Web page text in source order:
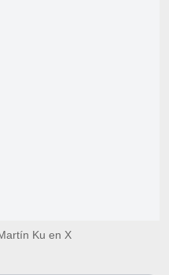
Ku en X